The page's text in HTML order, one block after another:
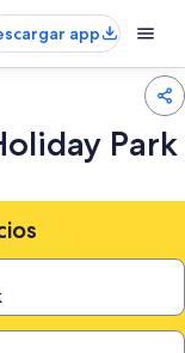
app
Park